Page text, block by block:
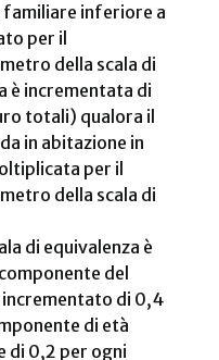
inferiore a
per il
della scala di
è incrementata di
totali) qualora il
in abitazione in
per il
della scala di
di equivalenza è
del
incrementato di 0,4
di età
di 0,2 per ogni